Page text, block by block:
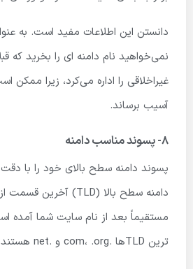
دانستن این اطلاعات مفید است. به
نمی‌خواهید نام دامنه ای را بخرید که
غیراخلاقی را اداره می‌کرد، زیرا
آسیب برساند.
۸- پسوند مناسب دامنه
پسوند دامنه سطح بالای خود را با
مستقیماً بعد از نام سایت شما آمده
ترین TLD‌ها .com، .org و .net هستند.